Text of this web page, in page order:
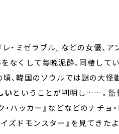
レ・ミゼラブル』などの女優
なくして毎晩泥酔、同棲し
、韓国のソウルでは謎の大怪
いということが判明し……。監
・ハッカー』などなどのナチ
ズドモンスター』を見てきた